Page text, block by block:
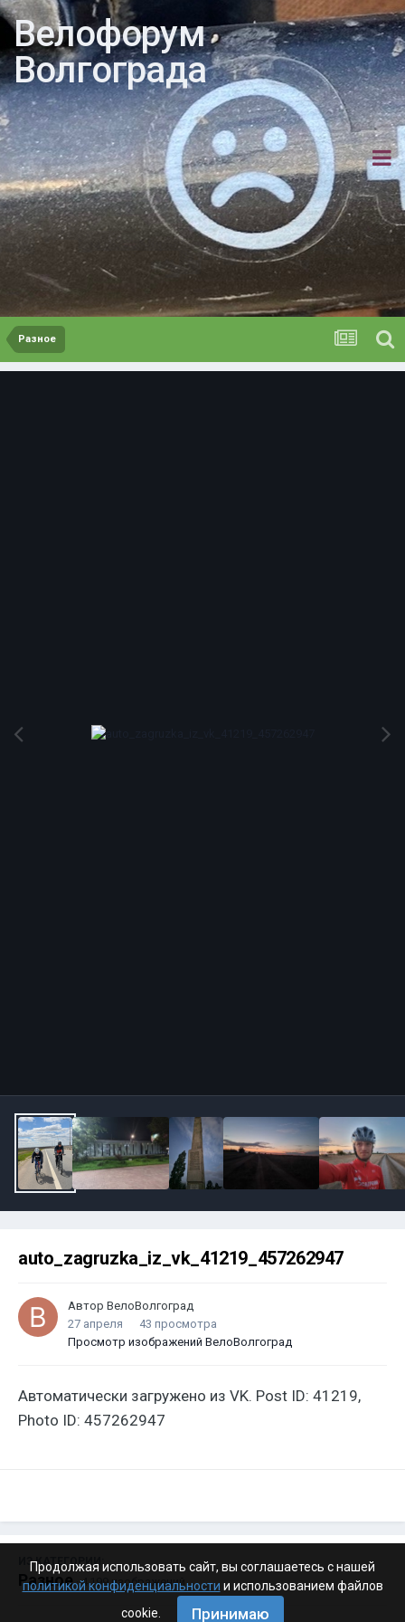
Велофорум
Волгограда
Разное
auto_zagruzka_iz_vk_41219_457262947
Автор ВелоВолгоград
27 апреля
43 просмотра
Просмотр изображений ВелоВолгоград
Автоматически загружено из VK. Post ID: 41219,
Photo ID: 457262947
ИЗ КАТЕГОРИИ:
Разное · 4 199 изображений
Продолжая использовать сайт, вы соглашаетесь с нашей
политикой конфиденциальности и использованием файлов
cookie.
Принимаю